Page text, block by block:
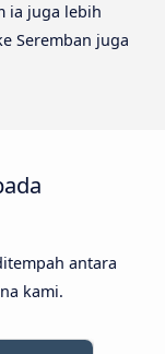
ia juga lebih
Seremban juga
antara
kami.